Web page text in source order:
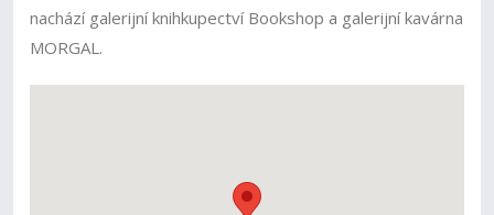
nachází galerijní knihkupectví Bookshop a galerijní kavárna
MORGAL.